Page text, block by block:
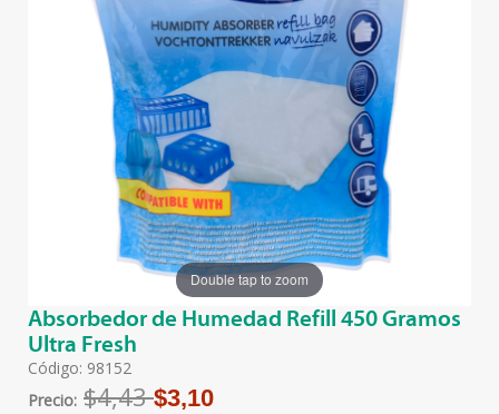
Double tap to zoom
Absorbedor de Humedad Refill 450 Gramos
Ultra Fresh
Código: 98152
Precio: $4,43$3,10